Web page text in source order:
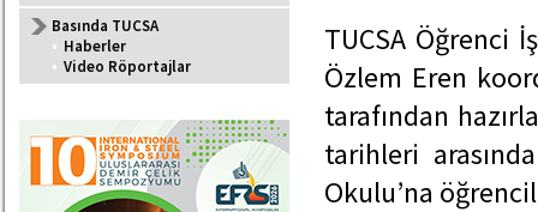
Basında TUCSA
• Haberler
• Video Röportajlar
TUCSA Öğrenci
Özlem Eren
tarafından
tarihleri
Okulu’na